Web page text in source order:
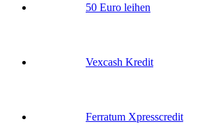
50 Euro leihen
Vexcash Kredit
Ferratum Xpresscredit